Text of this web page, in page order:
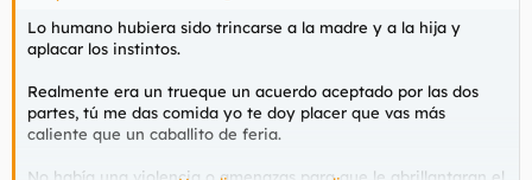
realmente creo que las buenas acciones nos llegan de vuelta
en cualquier momento. También pienso que las malas también
vuelven, pero éstas con el doble de fuerza.
Se que es un poco ridículo pensar así y mas expresarlo en un
foro de malotes como este, pero es lo que hay.
Lo humano hubiera sido trincarse a la madre y a la hija y
aplacar los instintos.
Realmente era un trueque un acuerdo aceptado por las dos
partes, tú me das comida yo te doy placer que vas más
caliente que un caballito de feria.